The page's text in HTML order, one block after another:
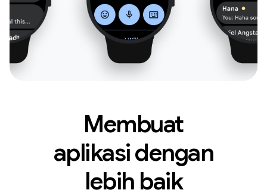
Membuat
aplikasi dengan
lebih baik